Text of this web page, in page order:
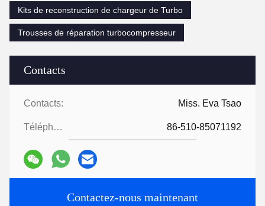
Contacts
Contacts: Miss. Eva Tsao
Téléphone: 86-510-85071192
Contactez-nous maintenant
Kits de reconstruction de chargeur de Turbo
Trousses de réparation turbocompresseur